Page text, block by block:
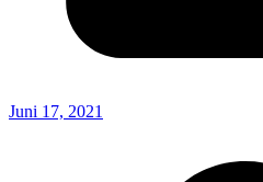
Juni 17, 2021